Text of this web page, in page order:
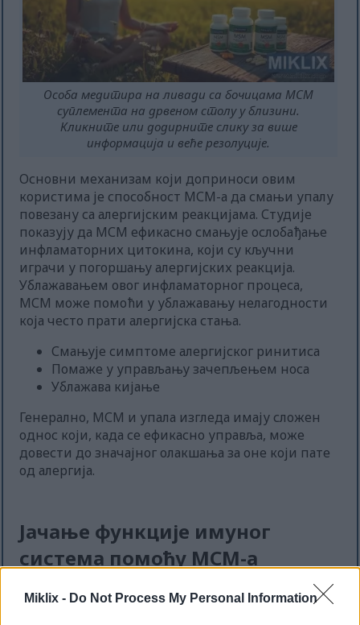
Miklix - Do Not Process My Personal Information
Особа медитира на ливади са бочицама МСМ
суплемента на дрвеном столу у близини.
Кликните или додирните слику за више
информација и веће резолуције.
Основни механизам који доприноси овим
користима је способност МСМ-а да смањи упалу
повезану са алергијским реакцијама. Студије
показују да МСМ ефикасно смањује ослобађање
инфламаторних цитокина, који су кључни
играчи у погоршању алергијских реакција.
Ублажавањем овог инфламаторног процеса,
МСМ може помоћи у ублажавању нелагодности
која често прати алергијска стања.
Смањује симптоме алергијског ринитиса
Помаже у управљању зачепљењем носа
Ублажава кијање
Генерално, МСМ и упала изгледа имају сложен
однос који, када се ефикасно управља, може
довести до значајног олакшања за оне који пате
од алергија.
Јачање функције имуног
система помоћу МСМ-а
Метил сулфонил метан (МСМ) је кључан за